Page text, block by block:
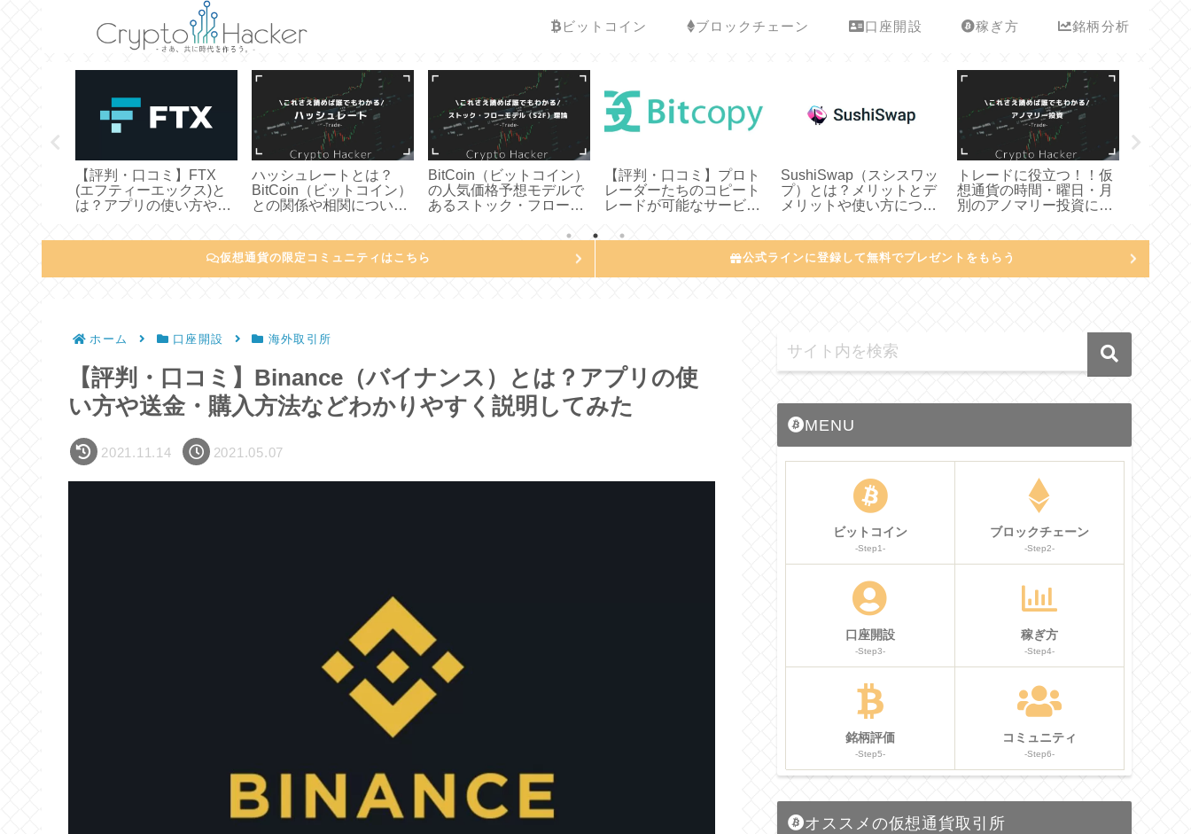
ビットコイン ブロックチェーン 口座開設 稼ぎ方 銘柄分析
【評判・口コミ】FTX
(エフティーエックス)と
は？アプリの使い方やメ
ハッシュレートとは？
BitCoin（ビットコイン）
との関係や相関について
BitCoin（ビットコイン）
の人気価格予想モデルで
あるストック・フローモ
わかりやすく説明してみ
【評判・口コミ】プロト
レーダーたちのコピート
レードが可能なサービス
ー）とは？使い方などわ
かりやすく説明してみた
SushiSwap（スシスワッ
プ）とは？メリットとデ
メリットや使い方につい
トレードに役立つ！！仮
想通貨の時間・曜日・月
別のアノマリー投資につ
仮想通貨の限定コミュニティはこちら 公式ラインに登録して無料でプレゼントをもらう
ホーム 口座開設 海外取引所
【評判・口コミ】Binance（バイナンス）とは？アプリの使
い方や送金・購入方法などわかりやすく説明してみた
2021.11.14 2021.05.07
MENU
ビットコイン
-Step1-
ブロックチェーン
-Step2-
口座開設
-Step3-
稼ぎ方
-Step4-
銘柄評価
-Step5-
コミュニティ
-Step6-
オススメの仮想通貨取引所